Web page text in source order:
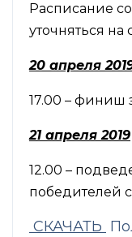
Расписание
уточняться
20 апреля
17.00 – финиш
21 апреля 2019
12.00 –
победителей
СКАЧАТЬ